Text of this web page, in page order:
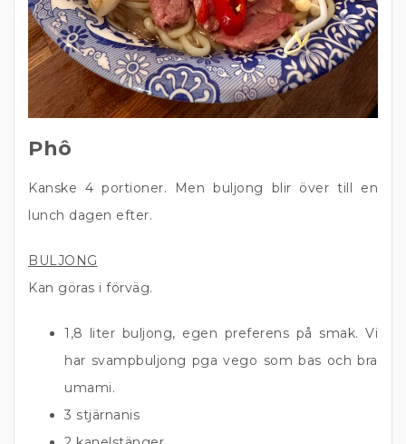
Phô
Kanske 4 portioner. Men buljong blir över till en
lunch dagen efter.
BULJONG
Kan göras i förväg.
1,8 liter buljong, egen preferens på smak. Vi
har svampbuljong pga vego som bas och bra
umami.
3 stjärnanis